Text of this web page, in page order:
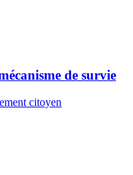
de survie
citoyen